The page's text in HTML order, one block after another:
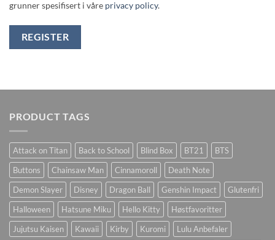
grunner spesifisert i våre privacy policy.
REGISTER
PRODUCT TAGS
Attack on Titan Back to School Blind Box BT21
BTS
Buttons
Chainsaw Man Cinnamoroll
Death Note
Demon Slayer
Disney Dragon Ball Genshin Impact
Glutenfri
Halloween
Hatsune Miku Hello Kitty
Høstfavoritter
Jujutsu Kaisen
Kawaii Kirby Kuromi
Lulu Anbefaler